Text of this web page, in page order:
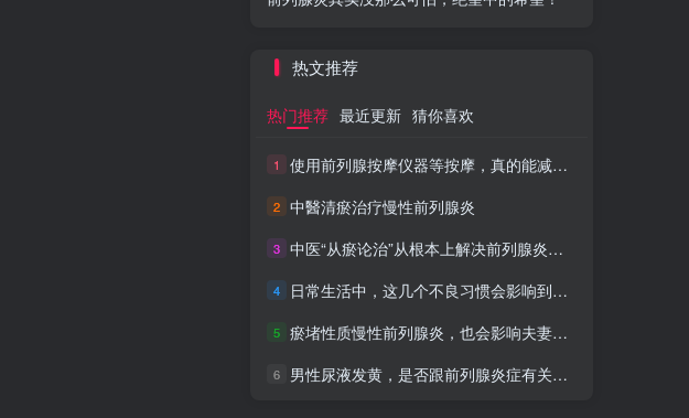
热文推荐
热门推荐 最近更新 猜你喜欢
1 使用前列腺按摩仪器等按摩，真的能减轻炎症疼痛吗？
2 中醫清瘀治疗慢性前列腺炎
3 中医“从瘀论治”从根本上解决前列腺炎问题及注意事项
4 日常生活中，这几个不良习惯会影响到前列腺炎健康
5 瘀堵性质慢性前列腺炎，也会影响夫妻的“性福”生活
6 男性尿液发黄，是否跟前列腺炎症有关系呢？